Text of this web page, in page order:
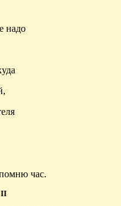
надо
час.
II